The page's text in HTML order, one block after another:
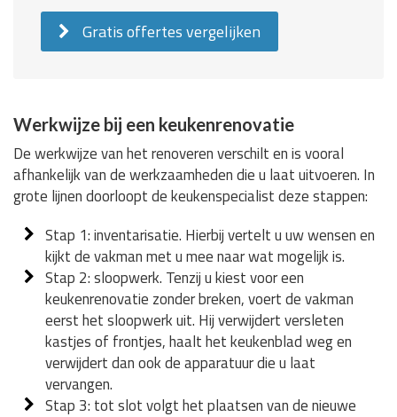
Gratis offertes vergelijken
Werkwijze bij een keukenrenovatie
De werkwijze van het renoveren verschilt en is vooral
afhankelijk van de werkzaamheden die u laat uitvoeren. In
grote lijnen doorloopt de keukenspecialist deze stappen:
Stap 1: inventarisatie. Hierbij vertelt u uw wensen en
kijkt de vakman met u mee naar wat mogelijk is.
Stap 2: sloopwerk. Tenzij u kiest voor een
keukenrenovatie zonder breken, voert de vakman
eerst het sloopwerk uit. Hij verwijdert versleten
kastjes of frontjes, haalt het keukenblad weg en
verwijdert dan ook de apparatuur die u laat
vervangen.
Stap 3: tot slot volgt het plaatsen van de nieuwe